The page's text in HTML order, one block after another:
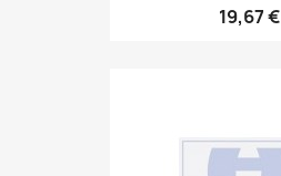
19,67 €